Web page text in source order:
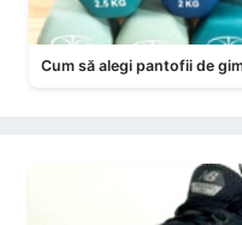
Cum să alegi pantofii de